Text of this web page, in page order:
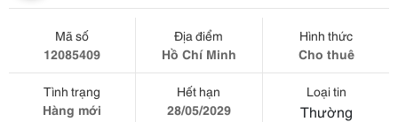
Mã số
12085409
Địa điểm
Hồ Chí Minh
Hình thức
Cho thuê
Tình trạng
Hàng mới
Hết hạn
28/05/2029
Loại tin
Thường